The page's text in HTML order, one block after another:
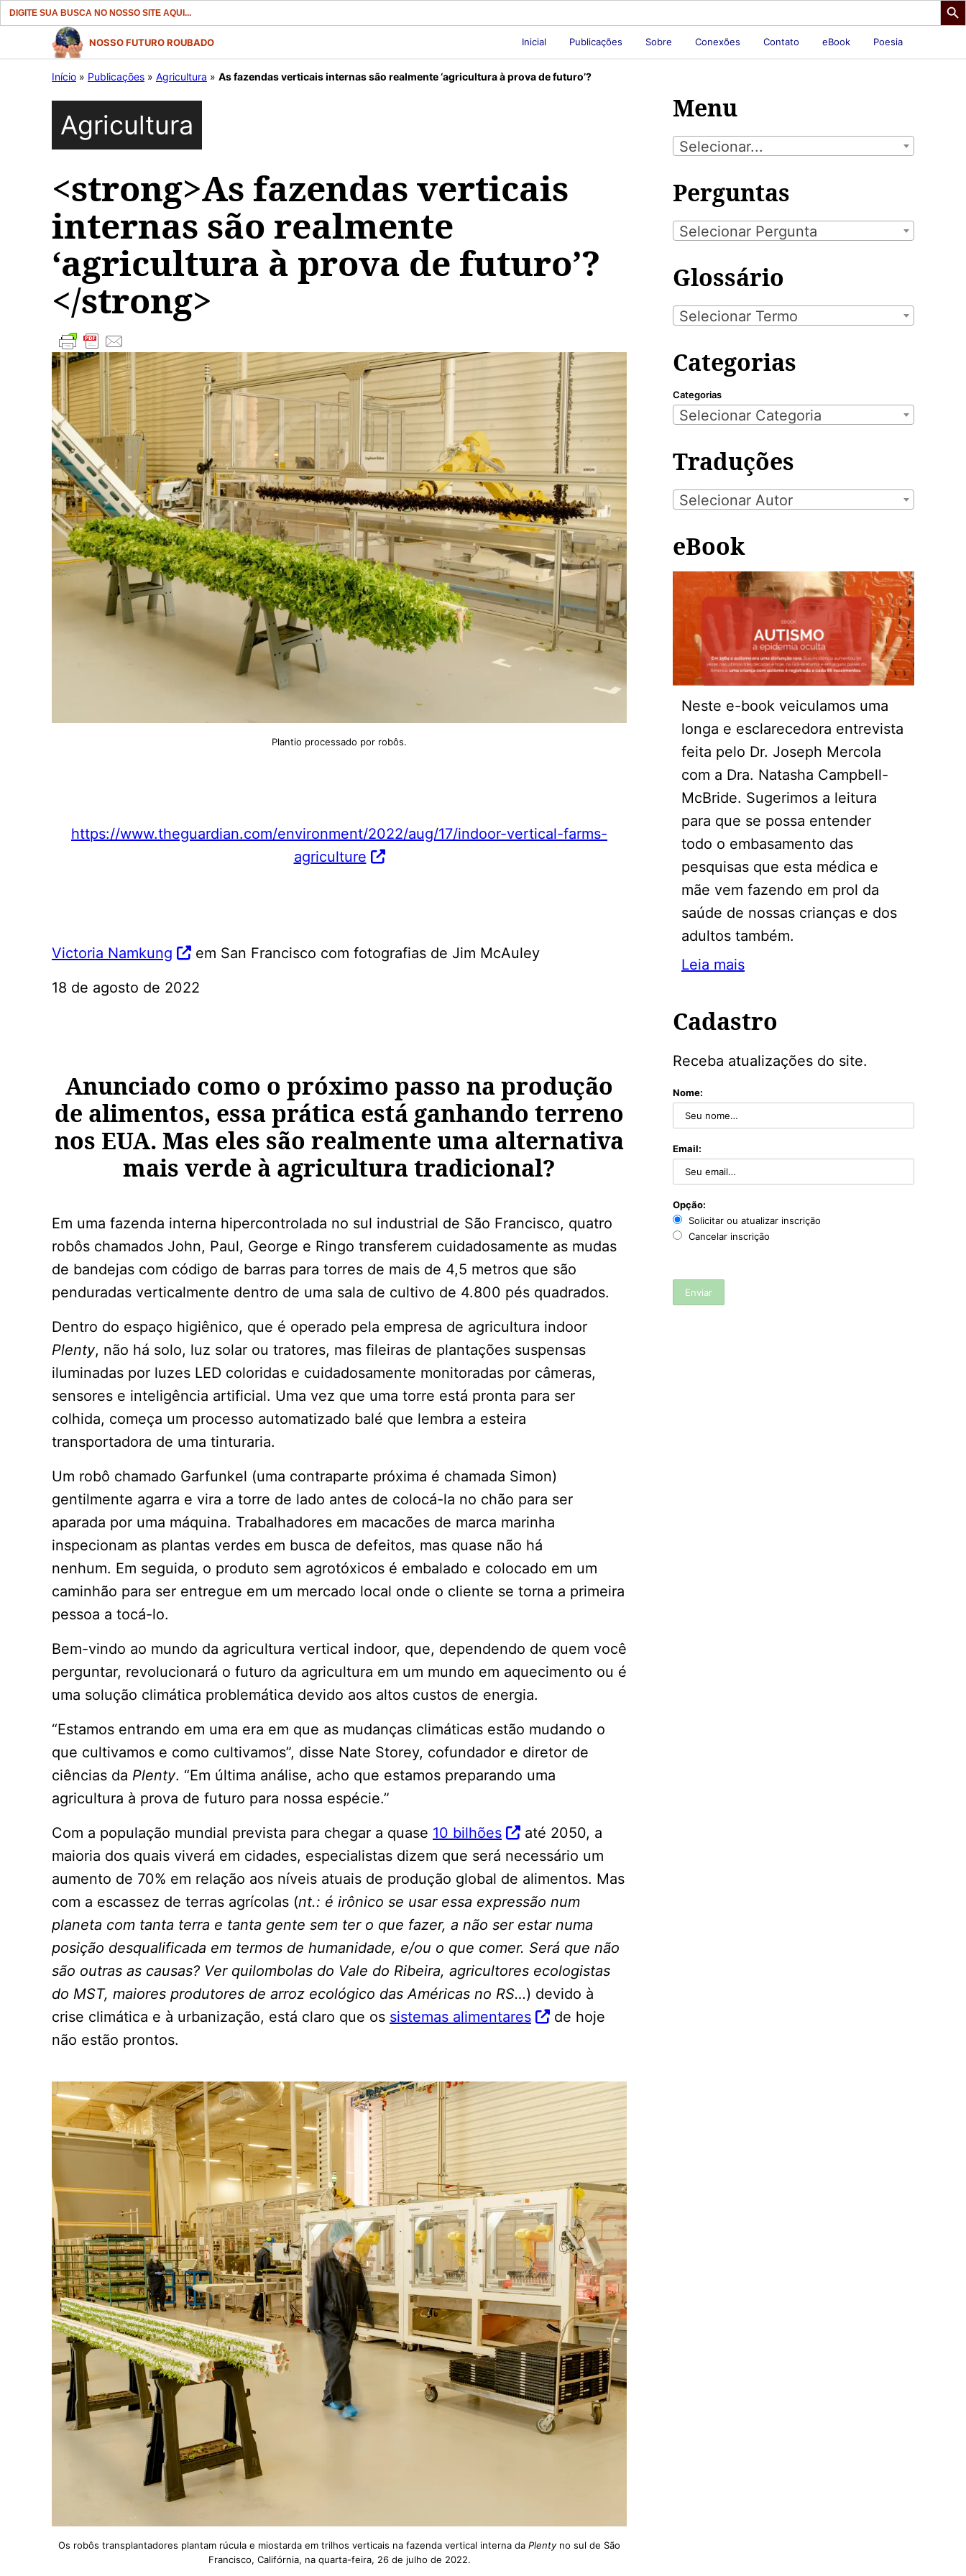
Search
for:
conteúdo
NOSSO FUTURO ROUBADO Inicial Publicações Sobre Conexões Contato eBook Poesia
Início » Publicações » Agricultura » As fazendas verticais internas são realmente ‘agricultura à prova de futuro’?
Agricultura
<strong>As fazendas verticais
internas são realmente
‘agricultura à prova de futuro’?
</strong>
Plantio processado por robôs.
https://www.theguardian.com/environment/2022/aug/17/indoor-vertical-farms-
agriculture
Victoria Namkung
em San Francisco com fotografias de Jim McAuley
18 de agosto de 2022
Anunciado como o próximo passo na produção
de alimentos, essa prática está ganhando terreno
nos EUA. Mas eles são realmente uma alternativa
mais verde à agricultura tradicional?
Em uma fazenda interna hipercontrolada no sul industrial de São Francisco, quatro
robôs chamados John, Paul, George e Ringo transferem cuidadosamente as mudas
de bandejas com código de barras para torres de mais de 4,5 metros que são
penduradas verticalmente dentro de uma sala de cultivo de 4.800 pés quadrados.
Dentro do espaço higiênico, que é operado pela empresa de agricultura indoor
Plenty, não há solo, luz solar ou tratores, mas fileiras de plantações suspensas
iluminadas por luzes LED coloridas e cuidadosamente monitoradas por câmeras,
sensores e inteligência artificial. Uma vez que uma torre está pronta para ser
colhida, começa um processo automatizado balé que lembra a esteira
transportadora de uma tinturaria.
Um robô chamado Garfunkel (uma contraparte próxima é chamada Simon)
gentilmente agarra e vira a torre de lado antes de colocá-la no chão para ser
aparada por uma máquina. Trabalhadores em macacões de marca marinha
inspecionam as plantas verdes em busca de defeitos, mas quase não há
nenhum. Em seguida, o produto sem agrotóxicos é embalado e colocado em um
caminhão para ser entregue em um mercado local onde o cliente se torna a primeira
pessoa a tocá-lo.
Bem-vindo ao mundo da agricultura vertical indoor, que, dependendo de quem você
perguntar, revolucionará o futuro da agricultura em um mundo em aquecimento ou é
uma solução climática problemática devido aos altos custos de energia.
“Estamos entrando em uma era em que as mudanças climáticas estão mudando o
que cultivamos e como cultivamos”, disse Nate Storey, cofundador e diretor de
ciências da Plenty. “Em última análise, acho que estamos preparando uma
agricultura à prova de futuro para nossa espécie.”
Com a população mundial prevista para chegar a quase 10 bilhões
até 2050, a
maioria dos quais viverá em cidades, especialistas dizem que será necessário um
aumento de 70% em relação aos níveis atuais de produção global de alimentos. Mas
com a escassez de terras agrícolas (nt.: é irônico se usar essa expressão num
planeta com tanta terra e tanta gente sem ter o que fazer, a não ser estar numa
posição desqualificada em termos de humanidade, e/ou o que comer. Será que não
são outras as causas? Ver quilombolas do Vale do Ribeira, agricultores ecologistas
do MST, maiores produtores de arroz ecológico das Américas no RS…) devido à
crise climática e à urbanização, está claro que os sistemas alimentares
de hoje
não estão prontos.
Os robôs transplantadores plantam rúcula e miostarda em trilhos verticais na fazenda vertical interna da Plentyno sul de São
Francisco, Califórnia, na quarta-feira, 26 de julho de 2022.
Menu
Selecionar...
Perguntas
Selecionar Pergunta
Glossário
Selecionar Termo
Categorias
Categorias
Selecionar Categoria
Traduções
Selecionar Autor
eBook
Neste e-book veiculamos uma
longa e esclarecedora entrevista
feita pelo Dr. Joseph Mercola
com a Dra. Natasha Campbell-
McBride. Sugerimos a leitura
para que se possa entender
todo o embasamento das
pesquisas que esta médica e
mãe vem fazendo em prol da
saúde de nossas crianças e dos
adultos também.
Leia mais
Cadastro
Receba atualizações do site.
Nome:
Email:
Opção:
Solicitar ou atualizar inscrição
Cancelar inscrição